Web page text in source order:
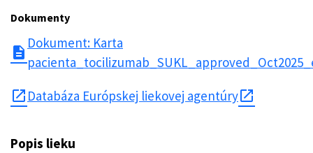
Dokumenty
description
Dokument: Karta
open_in_new Databáza Európskej liekovej agentúry
Popis lieku